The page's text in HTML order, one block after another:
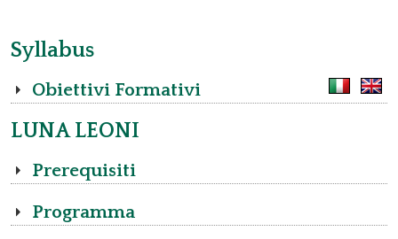
Syllabus
Obiettivi Formativi
LUNA LEONI
Prerequisiti
Programma